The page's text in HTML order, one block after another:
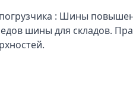
: Шины
шины для складов.